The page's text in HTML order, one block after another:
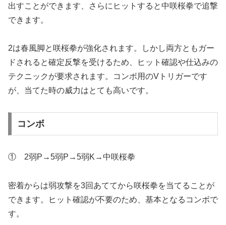
出すことができます、さらにヒットすると中咲桜拳で追撃
できます。
2は春風脚と咲桜拳が強化されます。しかし両方ともガー
ドされると確定反撃を受けるため、ヒット確認や仕込みの
テクニックが要求されます。コンボ用のVトリガーです
が、当てた時の威力はとても高いです。
コンボ
① 2弱P→5弱P→5弱K→中咲桜拳
密着からは弱攻撃を3回あててから咲桜拳を当てることが
できます。ヒット確認が不要のため、基本となるコンボで
す。